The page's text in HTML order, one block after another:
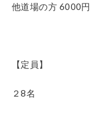
他道場の方 6000円
【定員】
２8名